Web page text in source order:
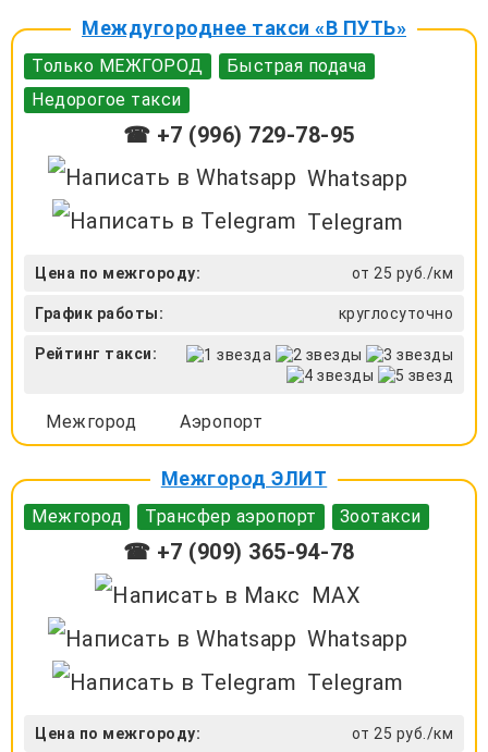
Междугороднее такси «В ПУТЬ»
Только МЕЖГОРОД
Быстрая подача
Недорогое такси
☎ +7 (996) 729-78-95
Whatsapp
Telegram
Цена по межгороду: от 25 руб./км
График работы: круглосуточно
Рейтинг такси:
Межгород Аэропорт
Межгород ЭЛИТ
Межгород Трансфер аэропорт Зоотакси
☎ +7 (909) 365-94-78
MAX
Whatsapp
Telegram
Цена по межгороду: от 25 руб./км